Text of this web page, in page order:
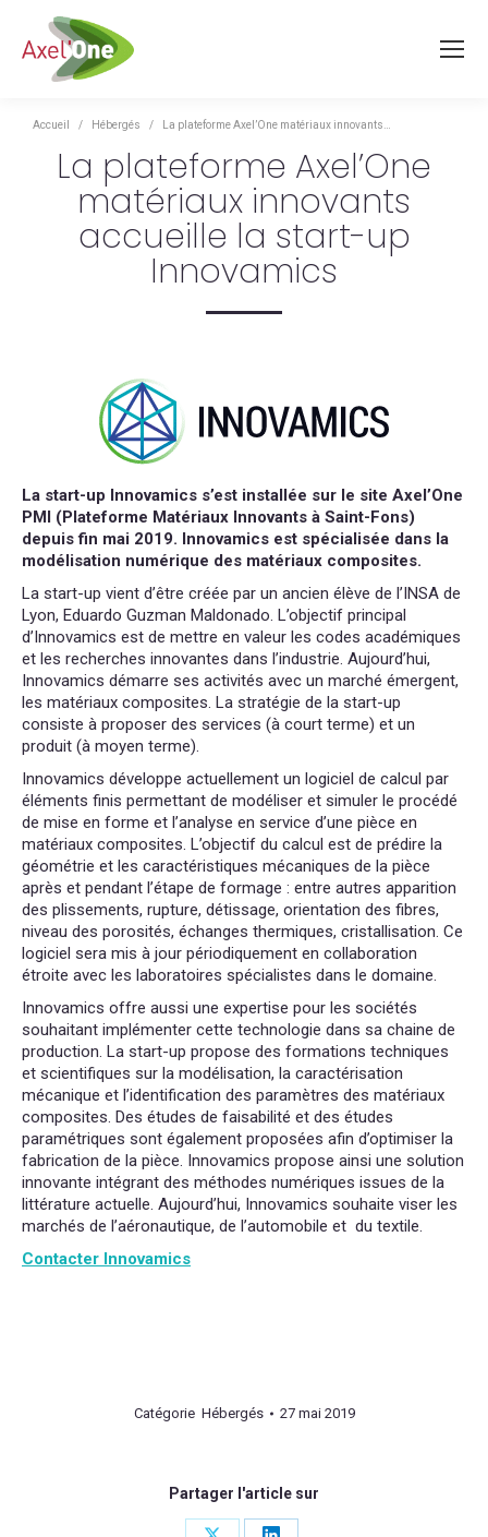
Vous êtes ici :
Accueil Hébergés La plateforme Axel’One matériaux innovants…
La plateforme Axel’One
matériaux innovants
accueille la start-up
Innovamics
La start-up Innovamics s’est installée sur le site Axel’One
PMI (Plateforme Matériaux Innovants à Saint-Fons)
depuis fin mai 2019. Innovamics est spécialisée dans la
modélisation numérique des matériaux composites.
La start-up vient d’être créée par un ancien élève de l’INSA de
Lyon, Eduardo Guzman Maldonado. L’objectif principal
d’Innovamics est de mettre en valeur les codes académiques
et les recherches innovantes dans l’industrie. Aujourd’hui,
Innovamics démarre ses activités avec un marché émergent,
les matériaux composites. La stratégie de la start-up
consiste à proposer des services (à court terme) et un
produit (à moyen terme).
Innovamics développe actuellement un logiciel de calcul par
éléments finis permettant de modéliser et simuler le procédé
de mise en forme et l’analyse en service d’une pièce en
matériaux composites. L’objectif du calcul est de prédire la
géométrie et les caractéristiques mécaniques de la pièce
après et pendant l’étape de formage : entre autres apparition
des plissements, rupture, détissage, orientation des fibres,
niveau des porosités, échanges thermiques, cristallisation. Ce
logiciel sera mis à jour périodiquement en collaboration
étroite avec les laboratoires spécialistes dans le domaine.
Innovamics offre aussi une expertise pour les sociétés
souhaitant implémenter cette technologie dans sa chaine de
production. La start-up propose des formations techniques
et scientifiques sur la modélisation, la caractérisation
mécanique et l’identification des paramètres des matériaux
composites. Des études de faisabilité et des études
paramétriques sont également proposées afin d’optimiser la
fabrication de la pièce. Innovamics propose ainsi une solution
innovante intégrant des méthodes numériques issues de la
littérature actuelle. Aujourd’hui, Innovamics souhaite viser les
marchés de l’aéronautique, de l’automobile et du textile.
Contacter Innovamics
Catégorie Hébergés 27 mai 2019
Partager l'article sur